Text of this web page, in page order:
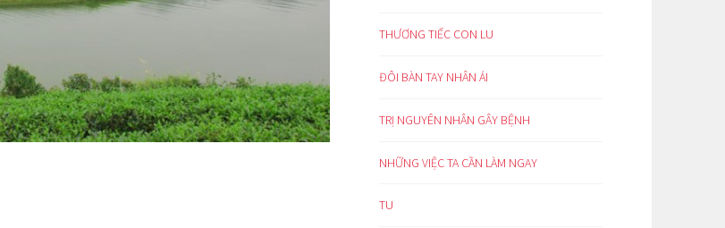
THƯƠNG TIẾC CON LU
ĐÔI BÀN TAY NHÂN ÁI
TRỊ NGUYÊN NHÂN GÂY BỆNH
NHỮNG VIỆC TA CẦN LÀM NGAY
TU